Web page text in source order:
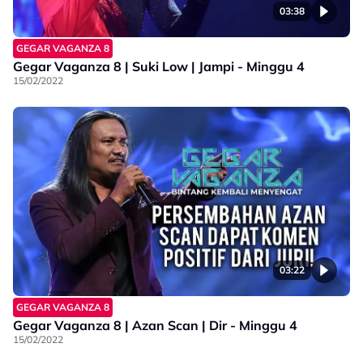
03:38
GEGAR VAGANZA 8
Gegar Vaganza 8 | Suki Low | Jampi - Minggu 4
15/02/2022
03:22
GEGAR VAGANZA 8
Gegar Vaganza 8 | Azan Scan | Dir - Minggu 4
15/02/2022